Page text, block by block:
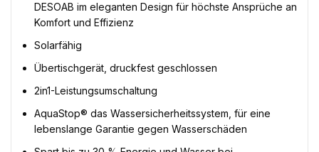
DESOAB im eleganten Design für höchste Ansprüche an
Komfort und Effizienz
Solarfähig
Übertischgerät, druckfest geschlossen
2in1-Leistungsumschaltung
AquaStop® das Wassersicherheitssystem, für eine
lebenslange Garantie gegen Wasserschäden